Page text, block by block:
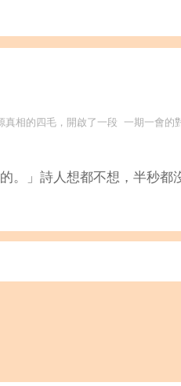
相的四毛，開啟了一段 一期一會的
。」詩人想都不想，半秒都